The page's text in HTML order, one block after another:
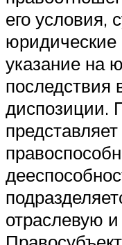
его условия,
юридические
указание на
последствия
диспозиции.
отраслевую